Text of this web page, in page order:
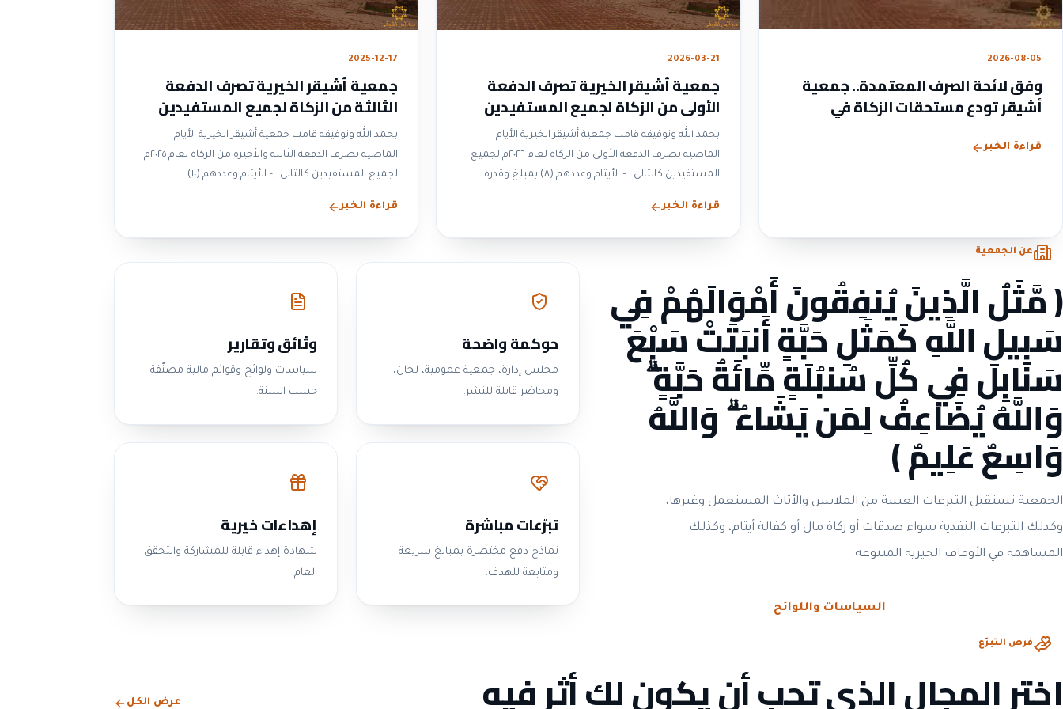
2026-08-05
وفق لائحة الصرف المعتمدة.. جمعية
أشيقر تودع مستحقات الزكاة في
قراءة الخبر
2026-03-21
جمعية أشيقر الخيرية تصرف الدفعة
الأولى من الزكاة لجميع المستفيدين
لعام ٢٠٢٦م
بحمد الله وتوفيقه قامت جمعية أشيقر الخيرية الأيام
الماضية بصرف الدفعة الأولى من الزكاة لعام ٢٠٢٦م لجميع
المستفيدين كالتالي : – الأيتام وعددهم (٨) بمبلغ وقدره...
قراءة الخبر
2025-12-17
جمعية أشيقر الخيرية تصرف الدفعة
الثالثة من الزكاة لجميع المستفيدين
لعام ٢٠٢٥م
بحمد الله وتوفيقه قامت جمعية أشيقر الخيرية الأيام
الماضية بصرف الدفعة الثالثة والأخيرة من الزكاة لعام ٢٠٢٥م
لجميع المستفيدين كالتالي : – الأيتام وعددهم (١٠)...
قراءة الخبر
عن الجمعية
﴿ مَّثَلُ الَّذِينَ يُنفِقُونَ أَمْوَالَهُمْ فِي
سَبِيلِ اللَّهِ كَمَثَلِ حَبَّةٍ أَنبَتَتْ سَبْعَ
سَنَابِلَ فِي كُلِّ سُنبُلَةٍ مِّائَةُ حَبَّةٍ ۗ
وَاللَّهُ يُضَاعِفُ لِمَن يَشَاءُ ۗ وَاللَّهُ
وَاسِعٌ عَلِيمٌ ﴾
الجمعية تستقبل التبرعات العينية من الملابس والأثاث المستعمل وغيرها،
وكذلك التبرعات النقدية سواء صدقات أو زكاة مال أو كفالة أيتام، وكذلك
المساهمة في الأوقاف الخيرية المتنوعة.
السياسات واللوائح
حوكمة واضحة
مجلس إدارة، جمعية عمومية، لجان،
ومحاضر قابلة للنشر.
وثائق وتقارير
سياسات ولوائح وقوائم مالية مصنّفة
حسب السنة.
تبرّعات مباشرة
نماذج دفع مختصرة بمبالغ سريعة
ومتابعة للهدف.
إهداءات خيرية
شهادة إهداء قابلة للمشاركة والتحقق
العام.
فرص التبرّع
اختر المجال الذي تحب أن يكون لك أثر فيه عرض الكل